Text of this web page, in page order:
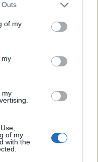
Outs
of my
my
my
of my
with the